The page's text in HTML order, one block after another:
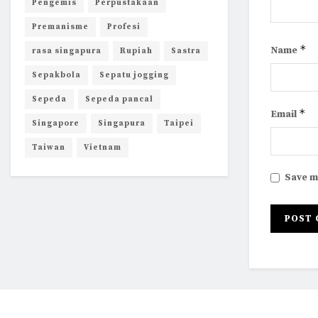
Name *
Email *
Save
Pengemis Perpustakaan
Premanisme Profesi
rasa singapura Rupiah Sastra
Sepakbola Sepatu jogging
Sepeda Sepeda pancal
Singapore Singapura Taipei
Taiwan Vietnam